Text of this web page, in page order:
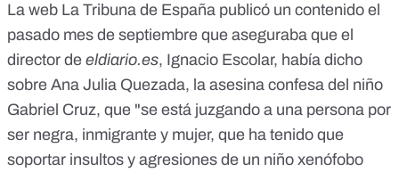
La web La Tribuna de España publicó un contenido el
pasado mes de septiembre que aseguraba que el
director de eldiario.es, Ignacio Escolar, había dicho
sobre Ana Julia Quezada, la asesina confesa del niño
Gabriel Cruz, que "se está juzgando a una persona por
ser negra, inmigrante y mujer, que ha tenido que
soportar insultos y agresiones de un niño xenófobo